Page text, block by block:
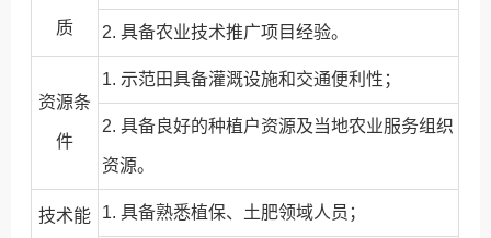
质 2. 具备农业技术推广项目经验。
资源条
件
1. 示范田具备灌溉设施和交通便利性；
2. 具备良好的种植户资源及当地农业服务组织
资源。
技术能 1. 具备熟悉植保、土肥领域人员；